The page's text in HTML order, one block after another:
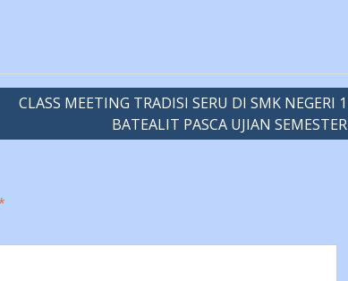
CLASS MEETING TRADISI SERU DI SMK NEGERI 1
BATEALIT PASCA UJIAN SEMESTER